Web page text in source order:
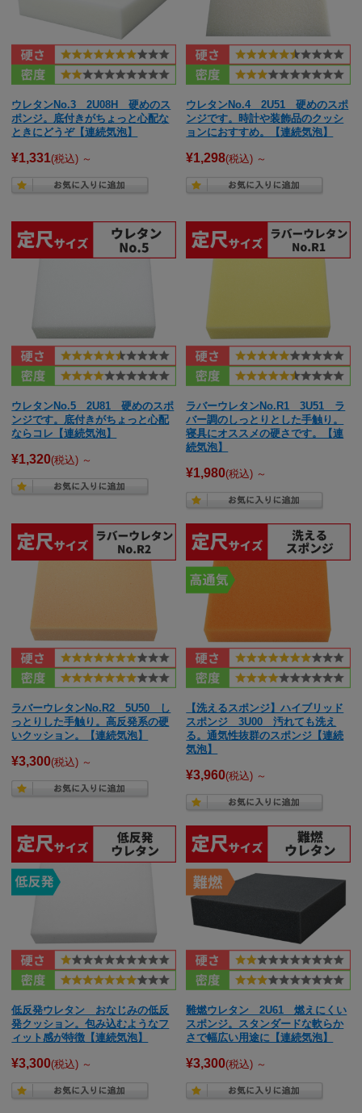
ウレタンNo.3 2U08H 硬めのス
ポンジ。底付きがちょっと心配な
ときにどうぞ【連続気泡】
¥1,331(税込) ～
ウレタンNo.4 2U51 硬めのスポ
ンジです。時計や装飾品のクッシ
ョンにおすすめ。【連続気泡】
¥1,298(税込) ～
ウレタンNo.5 2U81 硬めのスポ
ンジです。底付きがちょっと心配
ならコレ【連続気泡】
¥1,320(税込) ～
ラバーウレタンNo.R1 3U51 ラ
バー調のしっとりとした手触り。
寝具にオススメの硬さです。【連
続気泡】
¥1,980(税込) ～
ラバーウレタンNo.R2 5U50 し
っとりした手触り。高反発系の硬
いクッション。【連続気泡】
¥3,300(税込) ～
【洗えるスポンジ】ハイブリッド
スポンジ 3U00 汚れても洗え
る。通気性抜群のスポンジ【連続
気泡】
¥3,960(税込) ～
低反発ウレタン おなじみの低反
発クッション。包み込むようなフ
ィット感が特徴【連続気泡】
¥3,300(税込) ～
難燃ウレタン 2U61 燃えにくい
スポンジ。スタンダードな軟らか
さで幅広い用途に【連続気泡】
¥3,300(税込) ～